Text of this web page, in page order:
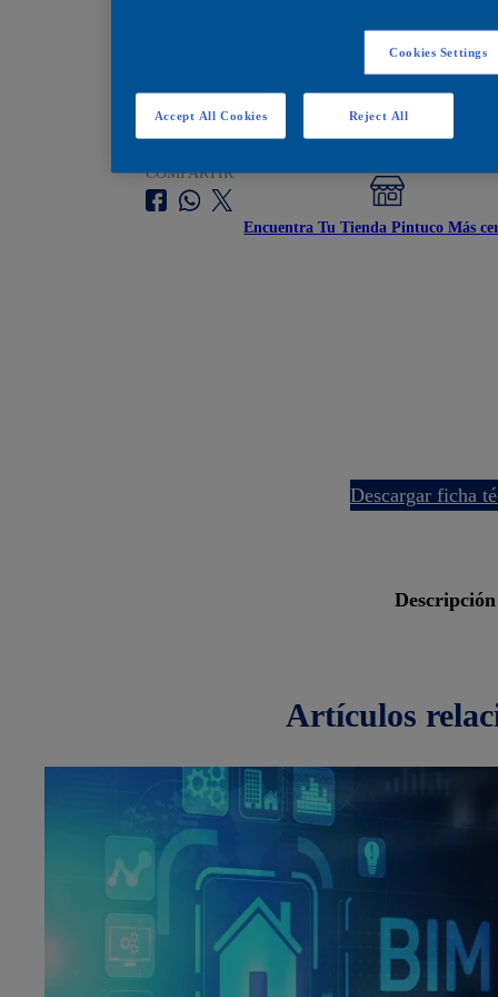
COMPARTIR
Encuentra Tu Tienda Pintuco Más
descargar ficha
descripción
artículos
Cookies Settings
Reject All
Accept All Cookies